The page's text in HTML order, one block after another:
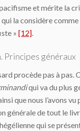
et mérite la
la considère comme
» [12]
Principes généraux
procède pas à pas.
qui va du plus
que nous l’avons vu
générale de tout le
qui se